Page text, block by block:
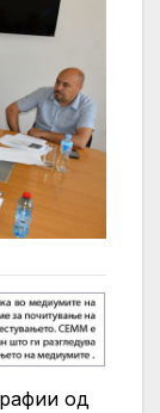
од